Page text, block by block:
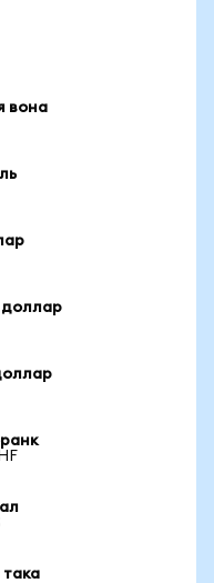
вона
доллар